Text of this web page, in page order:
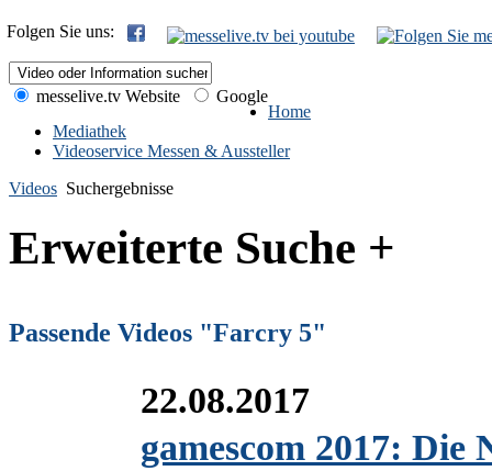
Folgen Sie uns:
messelive.tv Website
Google
Home
Mediathek
Videoservice Messen & Aussteller
Videos Suchergebnisse
Erweiterte Suche +
Passende Videos "Farcry 5"
22.08.2017
gamescom 2017: Die